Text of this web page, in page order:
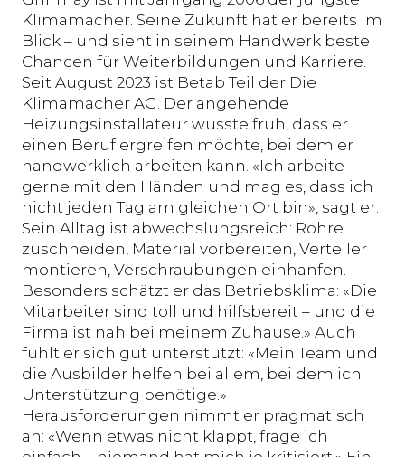
Klimamacher. Seine Zukunft hat er bereits im
Blick – und sieht in seinem Handwerk beste
Chancen für Weiterbildungen und Karriere.
Seit August 2023 ist Betab Teil der Die
Klimamacher AG. Der angehende
Heizungsinstallateur wusste früh, dass er
einen Beruf ergreifen möchte, bei dem er
handwerklich arbeiten kann. «Ich arbeite
gerne mit den Händen und mag es, dass ich
nicht jeden Tag am gleichen Ort bin», sagt er.
Sein Alltag ist abwechslungsreich: Rohre
zuschneiden, Material vorbereiten, Verteiler
montieren, Verschraubungen einhanfen.
Besonders schätzt er das Betriebsklima: «Die
Mitarbeiter sind toll und hilfsbereit – und die
Firma ist nah bei meinem Zuhause.» Auch
fühlt er sich gut unterstützt: «Mein Team und
die Ausbilder helfen bei allem, bei dem ich
Unterstützung benötige.»
Herausforderungen nimmt er pragmatisch
an: «Wenn etwas nicht klappt, frage ich